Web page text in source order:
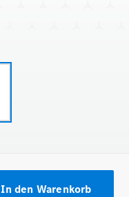
In den Warenkorb